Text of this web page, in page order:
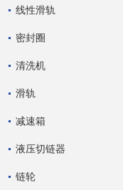
线性滑轨
密封圈
清洗机
滑轨
减速箱
液压切链器
链轮